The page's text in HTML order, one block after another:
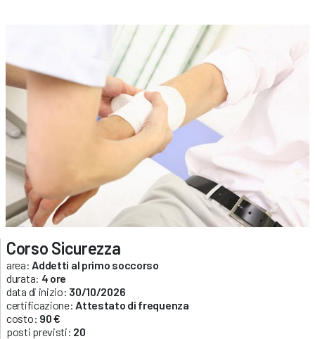
Corso Sicurezza
area: Addetti al primo soccorso
durata: 4 ore
data di inizio: 30/10/2026
certificazione: Attestato di frequenza
costo: 90 €
posti previsti: 20